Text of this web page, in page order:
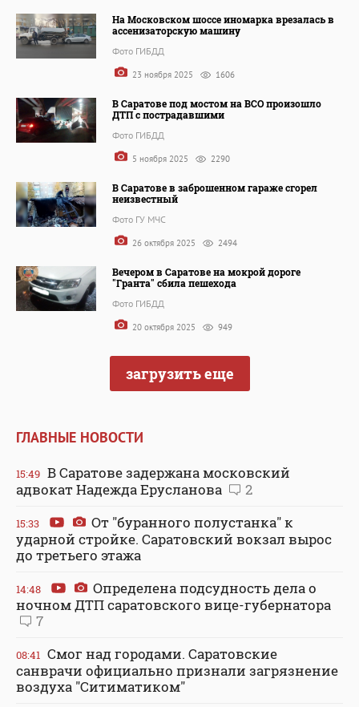
На Московском шоссе иномарка врезалась в
ассенизаторскую машину
Фото ГИБДД
23 ноября 2025 1606
В Саратове под мостом на ВСО произошло
ДТП с пострадавшими
Фото ГИБДД
5 ноября 2025 2290
В Саратове в заброшенном гараже сгорел
неизвестный
Фото ГУ МЧС
26 октября 2025 2494
Вечером в Саратове на мокрой дороге
"Гранта" сбила пешехода
Фото ГИБДД
20 октября 2025 949
загрузить еще
ГЛАВНЫЕ НОВОСТИ
15:49 В Саратове задержана московский
адвокат Надежда Ерусланова
2
15:33
От "буранного полустанка" к
ударной стройке. Саратовский вокзал вырос
до третьего этажа
14:48
Определена подсудность дела о
ночном ДТП саратовского вице-губернатора
7
08:41 Смог над городами. Саратовские
санврачи официально признали загрязнение
воздуха "Ситиматиком"